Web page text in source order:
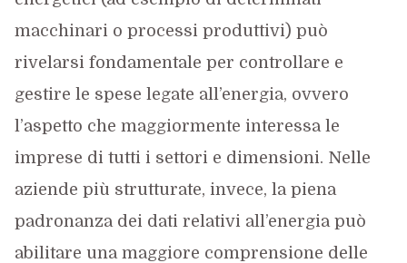
macchinari o processi produttivi) può
rivelarsi fondamentale per controllare e
gestire le spese legate all’energia, ovvero
l’aspetto che maggiormente interessa le
imprese di tutti i settori e dimensioni. Nelle
aziende più strutturate, invece, la piena
padronanza dei dati relativi all’energia può
abilitare una maggiore comprensione delle